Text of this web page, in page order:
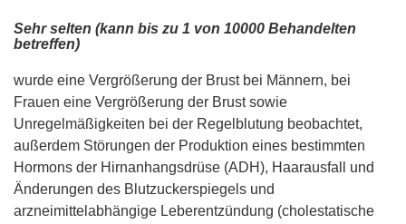
Sehr selten (kann bis zu 1 von 10000 Behandelten
betreffen)
wurde eine Vergrößerung der Brust bei Männern, bei
Frauen eine Vergrößerung der Brust sowie
Unregelmäßigkeiten bei der Regelblutung beobachtet,
außerdem Störungen der Produktion eines bestimmten
Hormons der Hirnanhangsdrüse (ADH), Haarausfall und
Änderungen des Blutzuckerspiegels und
arzneimittelabhängige Leberentzündung (cholestatische